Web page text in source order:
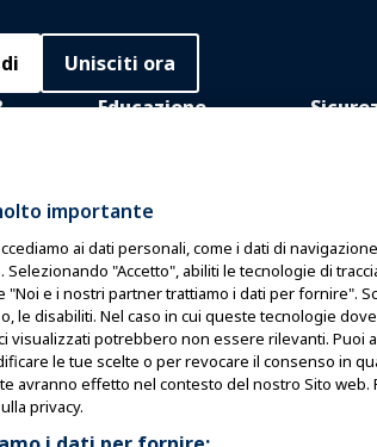
Unisciti ora
IAAPA
Funworld
Educazione
Apprendimento in
presenza
Corpus comune di
conoscenze
Certificazione
Programmi della
Fondazione IAAPA
delle
Linee
Risorse
Risorse
importante
ai dati personali, come i dati di
"Accetto", abiliti le tecnologie di
"Noi e i nostri partner trattiamo i dati per fornire".
le disabiliti. Nel caso in cui queste tecnologie
visualizzati potrebbero non essere rilevanti. Puoi
le tue scelte o per revocare il consenso in
avranno effetto nel contesto del nostro Sito web.
privacy.